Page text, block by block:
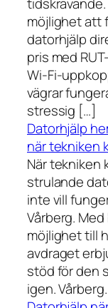
möjlighet att
datorhjälp
pris med
Wi-Fi-
vägrar
stressig […]
Datorhjälp
när tekniken
När tekniken
strulande
inte vill
Vårberg.
möjlighet till
avdraget
stöd för den
igen.